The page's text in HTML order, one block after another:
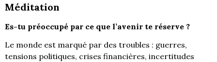
Méditation
Es-tu préoccupé par ce que l’avenir te réserve ?
Le monde est marqué par des troubles : guerres,
tensions politiques, crises financières, incertitudes